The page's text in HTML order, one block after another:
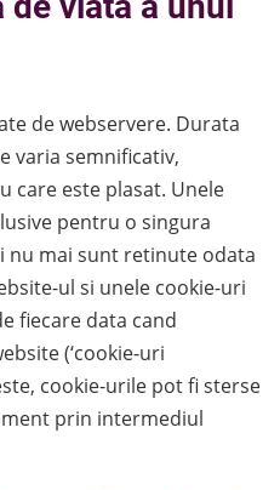
de webservere. Durata
varia semnificativ,
care este plasat. Unele
pentru o singura
nu mai sunt retinute odata
ul si unele cookie-uri
fiecare data cand
(‘cookie-uri
cookie-urile pot fi sterse
prin intermediul